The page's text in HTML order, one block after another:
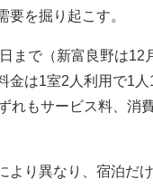
要を掘り起こす。
まで（新富良野は12
金は1室2人利用で1
れもサービス料、消
り異なり、宿泊だ